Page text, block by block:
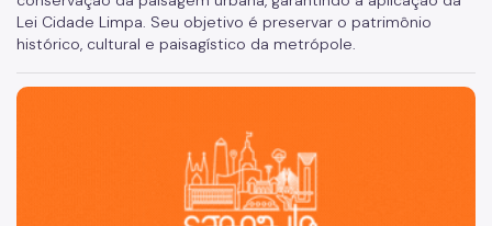
Lei Cidade Limpa. Seu objetivo é preservar o patrimônio
histórico, cultural e paisagístico da metrópole.
São Paulo, cidade inteligente, resiliente e sustentável